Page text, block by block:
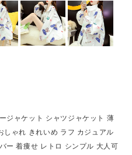
ジャケット シャツジャケット 薄
ゃれ きれいめ ラフ カジュアル
ー 着痩せ レトロ シンプル 大人可